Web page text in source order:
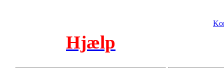
Hjælp